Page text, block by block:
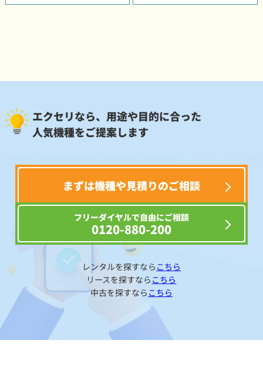
エクセリなら、用途や目的に合った
人気機種をご提案します
まずは機種や見積りのご相談
フリーダイヤルで自由にご相談
0120-880-200
レンタルを探すなら こちら
リースを探すなら こちら
中古を探すなら こちら